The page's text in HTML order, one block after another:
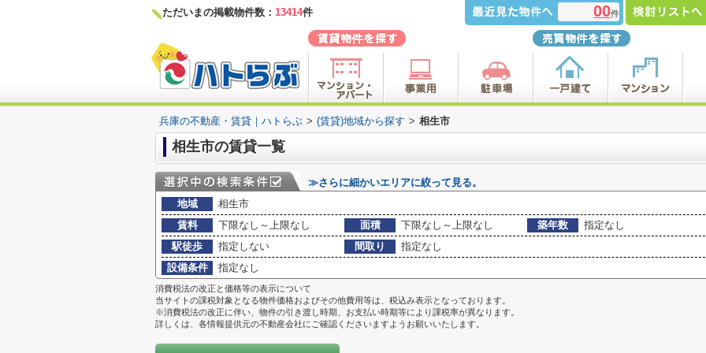
ただいまの掲載物件数： 13414件 00件
兵庫の不動産・賃貸｜ハトらぶ > (賃貸)地域から探す > 相生市
相生市の賃貸一覧
≫さらに細かいエリアに絞って見る。
地域
相生市
賃料
下限なし～上限なし 面積 下限なし～上限なし 築年数
指定なし
駅徒歩
指定しない 間取り
指定なし
設備条件
指定なし
消費税法の改正と価格等の表示について
当サイトの課税対象となる物件価格およびその他費用等は、税込み表示となっております。
※消費税法の改正に伴い、物件の引き渡し時期、お支払い時期等により課税率が異なります。
詳しくは、各情報提供元の不動産会社にご確認くださいますようお願いいたします。